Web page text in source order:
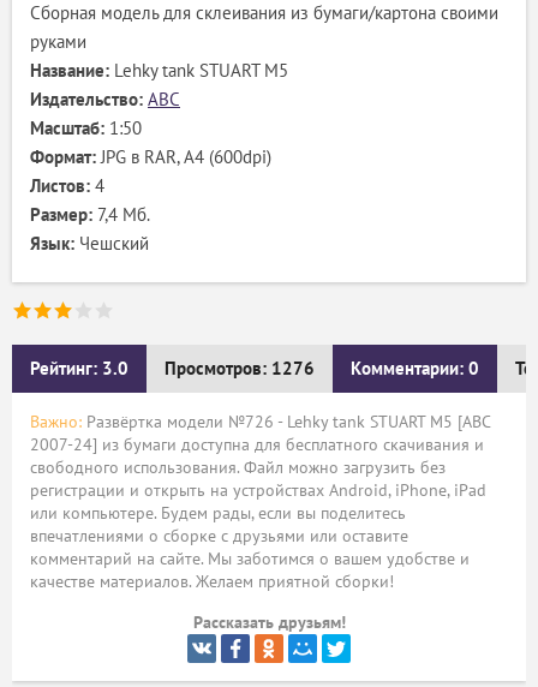
Сборная модель для склеивания из бумаги/картона своими
руками
Название: Lehky tank STUART M5
Издательство: ABC
Масштаб: 1:50
Формат:JPG в RAR, А4 (600dpi)
Листов: 4
Размер: 7,4 Мб.
Язык: Чешский
Рейтинг: 3.0 Просмотров: 1276 Комментарии: 0
Важно: Развёртка модели №726 - Lehky tank STUART M5 [ABC
2007-24] из бумаги доступна для бесплатного скачивания и
свободного использования. Файл можно загрузить без
регистрации и открыть на устройствах Android, iPhone, iPad
или компьютере. Будем рады, если вы поделитесь
впечатлениями о сборке с друзьями или оставите
комментарий на сайте. Мы заботимся о вашем удобстве и
качестве материалов. Желаем приятной сборки!
Рассказать друзьям!